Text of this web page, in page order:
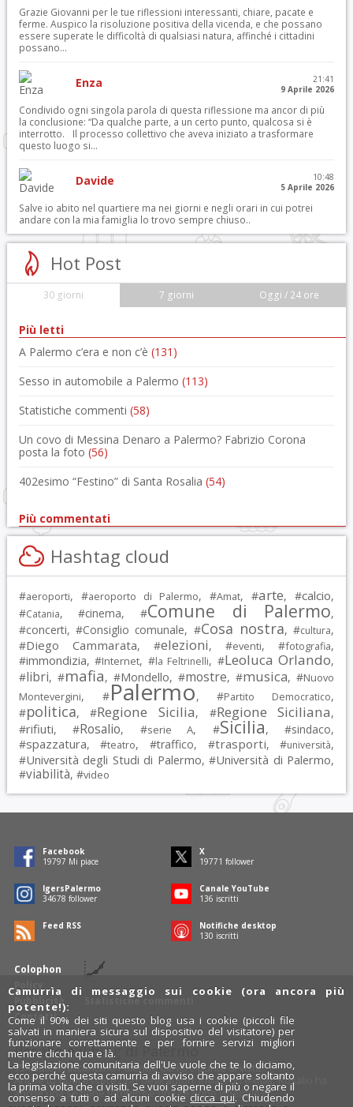
Grazie Giovanni per le tue riflessioni interessanti, chiare, pacate e
ferme. Auspico la risoluzione positiva della vicenda, e che possano
essere superate le difficoltà di qualsiasi natura, affinché i cittadini
possano...
Enza
21:41
9 Aprile 2026
Condivido ogni singola parola di questa riflessione ma ancor di più
la conclusione: “Da qualche parte, a un certo punto, qualcosa si è
interrotto. Il processo collettivo che aveva iniziato a trasformare
questo luogo si...
Davide
10:48
5 Aprile 2026
Salve io abito nel quartiere ma nei giorni e negli orari in cui potrei
andare con la mia famiglia lo trovo sempre chiuso..
Hot Post
30 giorni 7 giorni Oggi / 24 ore
Più letti
A Palermo c’era e non c’è (131)
Sesso in automobile a Palermo (113)
Statistiche commenti (58)
Un covo di Messina Denaro a Palermo? Fabrizio Corona
posta la foto (56)
402esimo “Festino” di Santa Rosalia (54)
Più commentati
Hashtag cloud
#aeroporti, #aeroporto di Palermo, #Amat, #arte, #calcio,
#Catania, #cinema, #Comune di Palermo,
#concerti, #Consiglio comunale, #Cosa nostra, #cultura,
#Diego Cammarata, #elezioni, #eventi, #fotografia,
#immondizia, #Internet, #la Feltrinelli, #Leoluca Orlando,
#libri, #mafia, #Mondello, #mostre, #musica, #Nuovo
Montevergini, #Palermo, #Partito Democratico,
#politica, #Regione Sicilia, #Regione Siciliana,
#rifiuti, #Rosalio, #serie A, #Sicilia, #sindaco,
#spazzatura, #teatro, #traffico, #trasporti, #università,
#Università degli Studi di Palermo, #Università di Palermo,
#viabilità, #video
Colophon
Policy
Pubblicità
Contatti
Statistiche commenti
Facebook
19797 Mi piace
X
19771 follower
IgersPalermo
34678 follower
Canale YouTube
136 iscritti
Feed RSS
Notifiche desktop
130 iscritti
Rosalio è il blog di Palermo
754 autoriraccontano Palermo dal loro punto di vista.
Anche tu puoi essere uno degli autori: inviaci un' e-mail. Rosalio ha
anche una sezionefotobloge una sezionevideoblog.
Camurrìa di messaggio sui cookie (ora ancora più
potente!):
Come il 90% dei siti questo blog usa i cookie (piccoli file
salvati in maniera sicura sul dispositivo del visitatore) per
funzionare correttamente e per fornire servizi migliori
mentre clicchi qua e là.
La legislazione comunitaria dell'Ue vuole che te lo diciamo,
ecco perché questa camurrìa di avviso che appare soltanto
la prima volta che ci visiti. Se vuoi saperne di più o negare il
consenso a tutti o ad alcuni cookie clicca qui. Chiudendo